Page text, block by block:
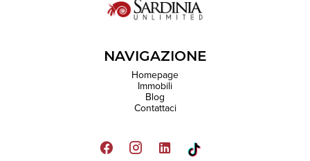
NAVIGAZIONE
Homepage
Immobili
Blog
Contattaci